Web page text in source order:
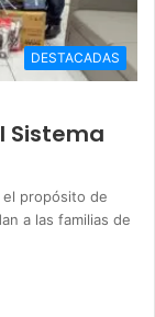
DESTACADAS
Sistema
el propósito de
a las familias de